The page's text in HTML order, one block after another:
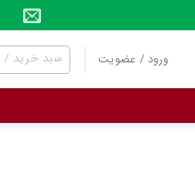
ورود / عضویت سبد خرید /